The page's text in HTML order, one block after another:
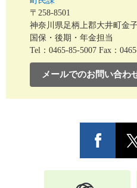
〒258-8501
神奈川県足柄上郡大井町金
国保・後期・年金担当
Tel：0465-85-5007 Fax：
メールでのお問い合わ